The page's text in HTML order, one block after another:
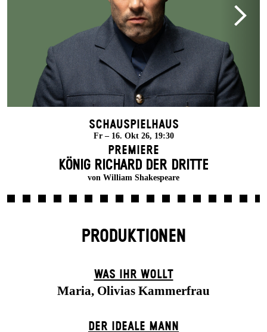
Schauspielhaus
Fr – 16. Okt 26, 19:30
Premiere
KÖNIG RICHARD DER DRITTE
von William Shakespeare
PRODUKTIONEN
WAS IHR WOLLT
Maria, Olivias Kammerfrau
DER IDEALE MANN